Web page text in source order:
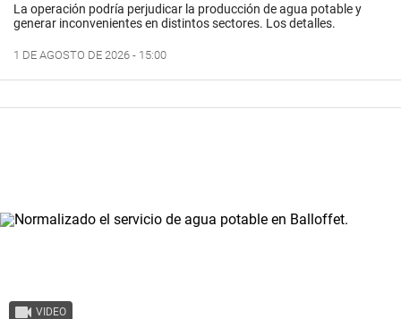
La operación podría perjudicar la producción de agua potable y
generar inconvenientes en distintos sectores. Los detalles.
1 DE AGOSTO DE 2026 - 15:00
VIDEO